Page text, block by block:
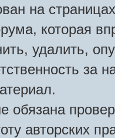
на
которая
удалить,
за
обязана
авторских